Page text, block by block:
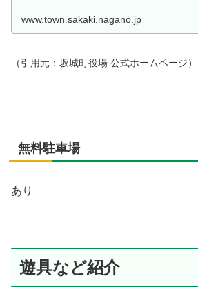
www.town.sakaki.nagano.jp
（引用元：坂城町役場 公式ホームページ）
無料駐車場
あり
遊具など紹介